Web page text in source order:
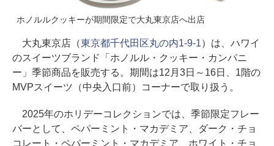
ホノルルクッキーが期間限定で大丸東京店へ出店
大丸東京店（東京都千代田区丸の内1-9-1）は、ハワイ
のスイーツブランド「ホノルル・クッキー・カンパニ
ー」季節商品を販売する。期間は12月3日～16日、1階の
MVPスイーツ（中央入口前）コーナーで取り扱う。
2025年のホリデーコレクションでは、季節限定フレー
バーとして、ペパーミント・マカデミア、ダーク・チョ
コレート・ペパーミント・マカデミア、ホワイト・チョ